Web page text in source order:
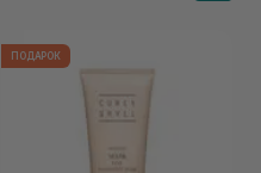
ПОДАРОК